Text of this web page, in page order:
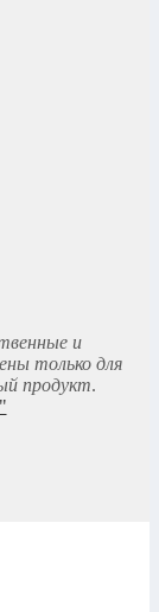
и
только для
продукт.